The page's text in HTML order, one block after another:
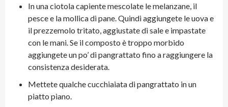
In una ciotola capiente mescolate le melanzane, il
pesce e la mollica di pane. Quindi aggiungete le uova e
il prezzemolo tritato, aggiustate di sale e impastate
con le mani. Se il composto è troppo morbido
aggiungete un po’ di pangrattato fino a raggiungere la
consistenza desiderata.
Mettete qualche cucchiaiata di pangrattato in un
piatto piano.